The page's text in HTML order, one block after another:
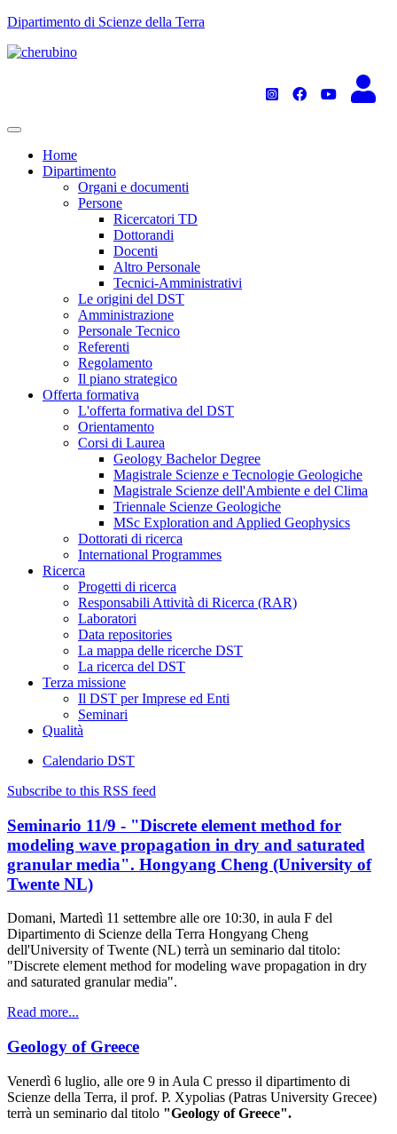
TPL_UNIPI_SKIP_TO_CONTENT
Dipartimento di Scienze della Terra
Home
Dipartimento
Organi e documenti
Persone
Ricercatori TD
Dottorandi
Docenti
Altro Personale
Tecnici-Amministrativi
Le origini del DST
Amministrazione
Personale Tecnico
Referenti
Regolamento
Il piano strategico
Offerta formativa
L'offerta formativa del DST
Orientamento
Corsi di Laurea
Geology Bachelor Degree
Magistrale Scienze e Tecnologie Geologiche
Magistrale Scienze dell'Ambiente e del Clima
Triennale Scienze Geologiche
MSc Exploration and Applied Geophysics
Dottorati di ricerca
International Programmes
Ricerca
Progetti di ricerca
Responsabili Attività di Ricerca (RAR)
Laboratori
Data repositories
La mappa delle ricerche DST
La ricerca del DST
Terza missione
Il DST per Imprese ed Enti
Seminari
Qualità
Calendario DST
Subscribe to this RSS feed
Seminario 11/9 - "Discrete element method for
modeling wave propagation in dry and saturated
granular media". Hongyang Cheng (University of
Twente NL)
Domani, Martedì 11 settembre alle ore 10:30, in aula F del
Dipartimento di Scienze della Terra Hongyang Cheng
dell'University of Twente (NL) terrà un seminario dal titolo:
"Discrete element method for modeling wave propagation in dry
and saturated granular media".
Read more...
Geology of Greece
Venerdì 6 luglio, alle ore 9 in Aula C presso il dipartimento di
Scienze della Terra, il prof. P. Xypolias (Patras University Grecee)
terrà un seminario dal titolo "Geology of Greece".